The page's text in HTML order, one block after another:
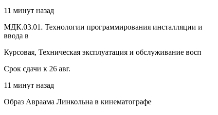
11 минут назад
МДК.03.01. Технологии программирования инсталляции и
ввода в
Курсовая, Техническая эксплуатация и обслуживание восп
Срок сдачи к 26 авг.
11 минут назад
Образ Авраама Линкольна в кинематографе